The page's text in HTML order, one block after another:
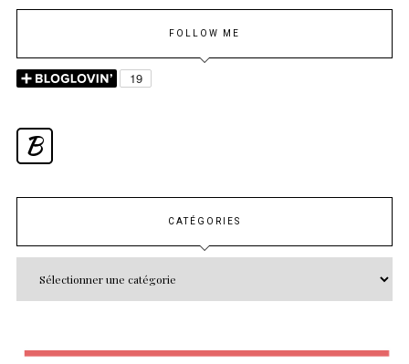
FOLLOW ME
B
CATÉGORIES